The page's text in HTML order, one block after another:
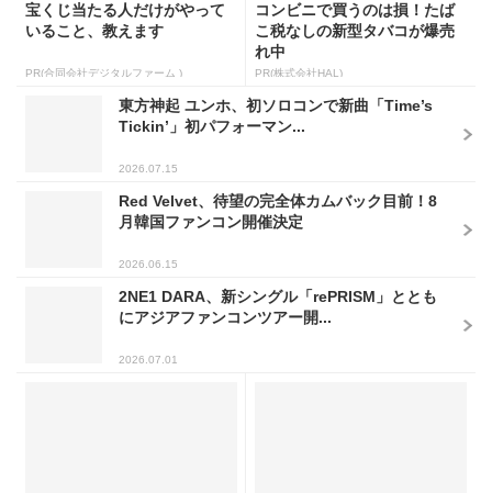
宝くじ当たる人だけがやって
いること、教えます
PR(合同会社デジタルファーム )
コンビニで買うのは損！たば
こ税なしの新型タバコが爆売
れ中
PR(株式会社HAL)
東方神起 ユンホ、初ソロコンで新曲「Time’s
Tickin’」初パフォーマン...
2026.07.15
Red Velvet、待望の完全体カムバック目前！8
月韓国ファンコン開催決定
2026.06.15
2NE1 DARA、新シングル「rePRISM」ととも
にアジアファンコンツアー開...
2026.07.01